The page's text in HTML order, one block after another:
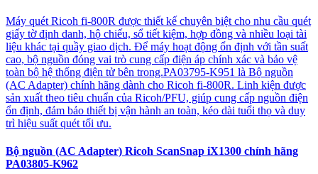
Máy quét Ricoh fi-800R được thiết kế chuyên biệt cho nhu cầu quét
giấy tờ định danh, hộ chiếu, sổ tiết kiệm, hợp đồng và nhiều loại tài
liệu khác tại quầy giao dịch. Để máy hoạt động ổn định với tần suất
cao, bộ nguồn đóng vai trò cung cấp điện áp chính xác và bảo vệ
toàn bộ hệ thống điện tử bên trong.PA03795-K951 là Bộ nguồn
(AC Adapter) chính hãng dành cho Ricoh fi-800R. Linh kiện được
sản xuất theo tiêu chuẩn của Ricoh/PFU, giúp cung cấp nguồn điện
ổn định, đảm bảo thiết bị vận hành an toàn, kéo dài tuổi thọ và duy
trì hiệu suất quét tối ưu.
Bộ nguồn (AC Adapter) Ricoh ScanSnap iX1300 chính hãng
PA03805-K962